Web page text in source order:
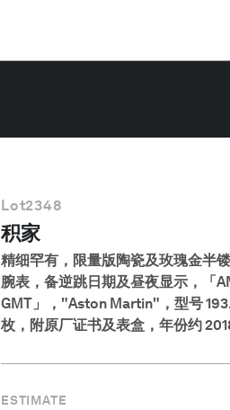
Lot2348
积家
精细罕有，限量版陶瓷及玫瑰金半
腕表，备逆跳日期及昼夜显示，「
GMT」，"Aston Martin"，型号
枚，附原厂证书及表盒，年份约
ESTIMATE